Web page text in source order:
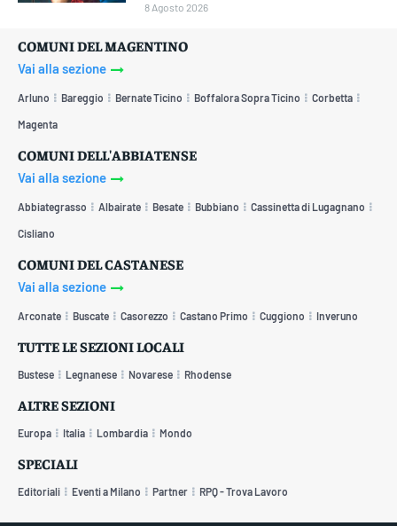
8 Agosto 2026
COMUNI DEL MAGENTINO
Vai alla sezione
Arluno Bareggio Bernate Ticino Boffalora Sopra Ticino Corbetta
Magenta
COMUNI DELL'ABBIATENSE
Vai alla sezione
Abbiategrasso Albairate Besate Bubbiano Cassinetta di Lugagnano
Cisliano
COMUNI DEL CASTANESE
Vai alla sezione
Arconate Buscate Casorezzo Castano Primo Cuggiono Inveruno
TUTTE LE SEZIONI LOCALI
Bustese Legnanese Novarese Rhodense
ALTRE SEZIONI
Europa Italia Lombardia Mondo
SPECIALI
Editoriali Eventi a Milano Partner RPQ - Trova Lavoro